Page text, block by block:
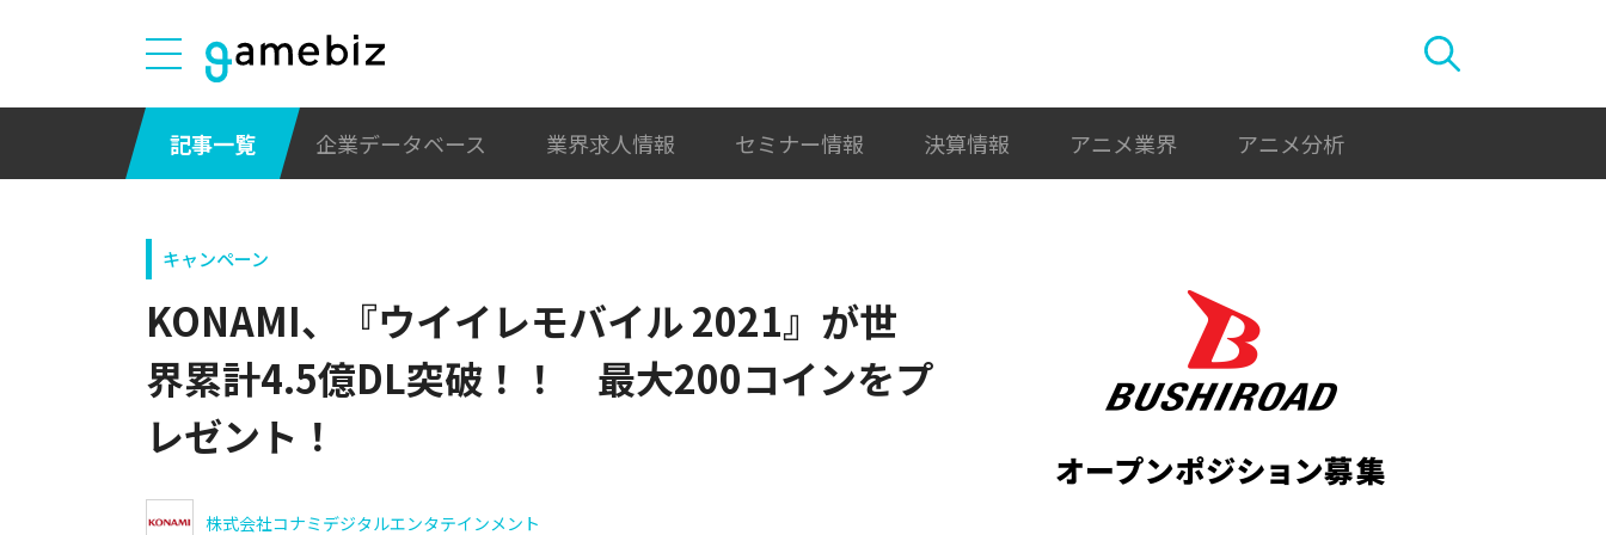
記事一覧 企業データベース 業界求人情報 セミナー情報 決算情報 アニメ業界 アニメ分析
キャンペーン
KONAMI、『ウイイレモバイル 2021』が世
界累計4.5億DL突破！！ 最大200コインをプ
レゼント！
株式会社コナミデジタルエンタテインメント